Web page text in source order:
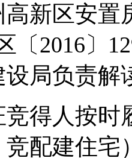
高新区安
〔2016〕
局负责解
竞得人按
竞配建住